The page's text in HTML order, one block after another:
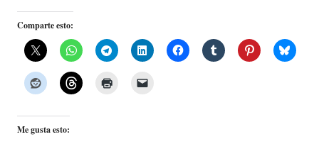
Comparte esto:
Me gusta esto: